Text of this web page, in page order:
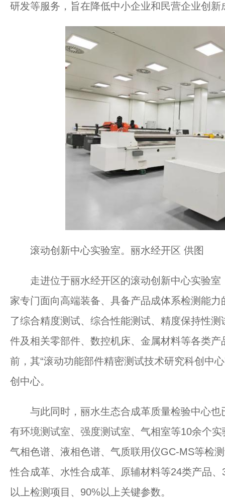
研发等服务，旨在降低中小企业和民营企业创
滚动创新中心实验室。丽水经开区 供图
走进位于丽水经开区的滚动创新中心实验室
家专门面向高端装备、具备产品成体系检测能
了综合精度测试、综合性能测试、精度保持性
件及相关零部件、数控机床、金属材料等各类
前，其“滚动功能部件精密测试技术研究科创中
创中心。
与此同时，丽水生态合成革质量检验中心也
有环境测试室、强度测试室、气相室等10余个
气相色谱、液相色谱、气质联用仪GC-MS等检
性合成革、水性合成革、原辅材料等24类产品
以上检测项目、90%以上关键参数。